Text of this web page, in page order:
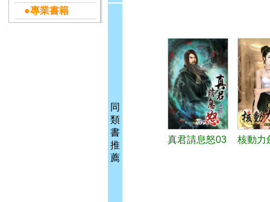
●專業書籍
同
類
書
推
薦
真君請息怒03 核動力